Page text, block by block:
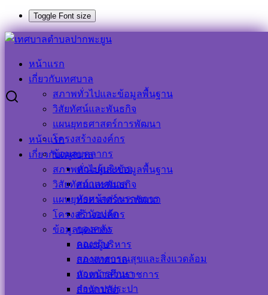
Toggle Font size
Skip
หน้าแรก
เกี่ยวกับเทศบาล
สภาพทั่วไปและข้อมูลพื้นฐาน
วิสัยทัศน์และพันธกิจ
แผนยุทธศาสตร์การพัฒนา
โครงสร้างองค์กร
ข้อมูลบุคลากร
คณะผู้บริหาร
สภาเทศบาล
หัวหน้าส่วนราชการ
สำนักปลัด
กองคลัง
กองช่าง
กองสาธารณสุขและสิ่งแวดล้อม
กองการศึกษา
กองการประปา
หน้าแรก
เกี่ยวกับเทศบาล
สภาพทั่วไปและข้อมูลพื้นฐาน
วิสัยทัศน์และพันธกิจ
แผนยุทธศาสตร์การพัฒนา
โครงสร้างองค์กร
ข้อมูลบุคลากร
คณะผู้บริหาร
สภาเทศบาล
หัวหน้าส่วนราชการ
สำนักปลัด
เทศบาลตำบลปากพะยูนได้รับเกียรติบัตร ผ่านการประเมิน
EHA4001 ด้านการจัดการขยะมูลฝอยทั่วไป
เทศบาลตำบลปากพะยูนได้รับเกียรติบัตร
ผ่านการประเมิน EHA4001 ด้านการ
จัดการขยะมูลฝอยทั่วไป
1 กุมภาพันธ์ 20231 กุมภาพันธ์ 2023
เทศบาลตำบลปากพะยูน
ข่าวกิจกรรม
ประชาสัมพันธ์
#การพัฒนาคุณภาพระบบการบริการอนามัยและสิ่งแวดล้อม
เมื่อวันที่ ๓๑ มกราคม ๒๕๖๖ นาย